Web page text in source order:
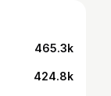
465.3k
424.8k